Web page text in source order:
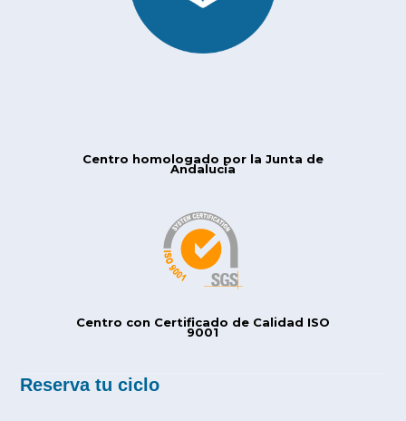
Centro homologado por la Junta de
Andalucía
Centro con Certificado de Calidad ISO
9001
Reserva tu ciclo